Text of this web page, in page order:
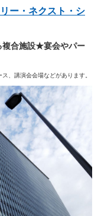
ー・ネクスト・シ
複合施設★宴会やパー
、講演会会場などがあります。